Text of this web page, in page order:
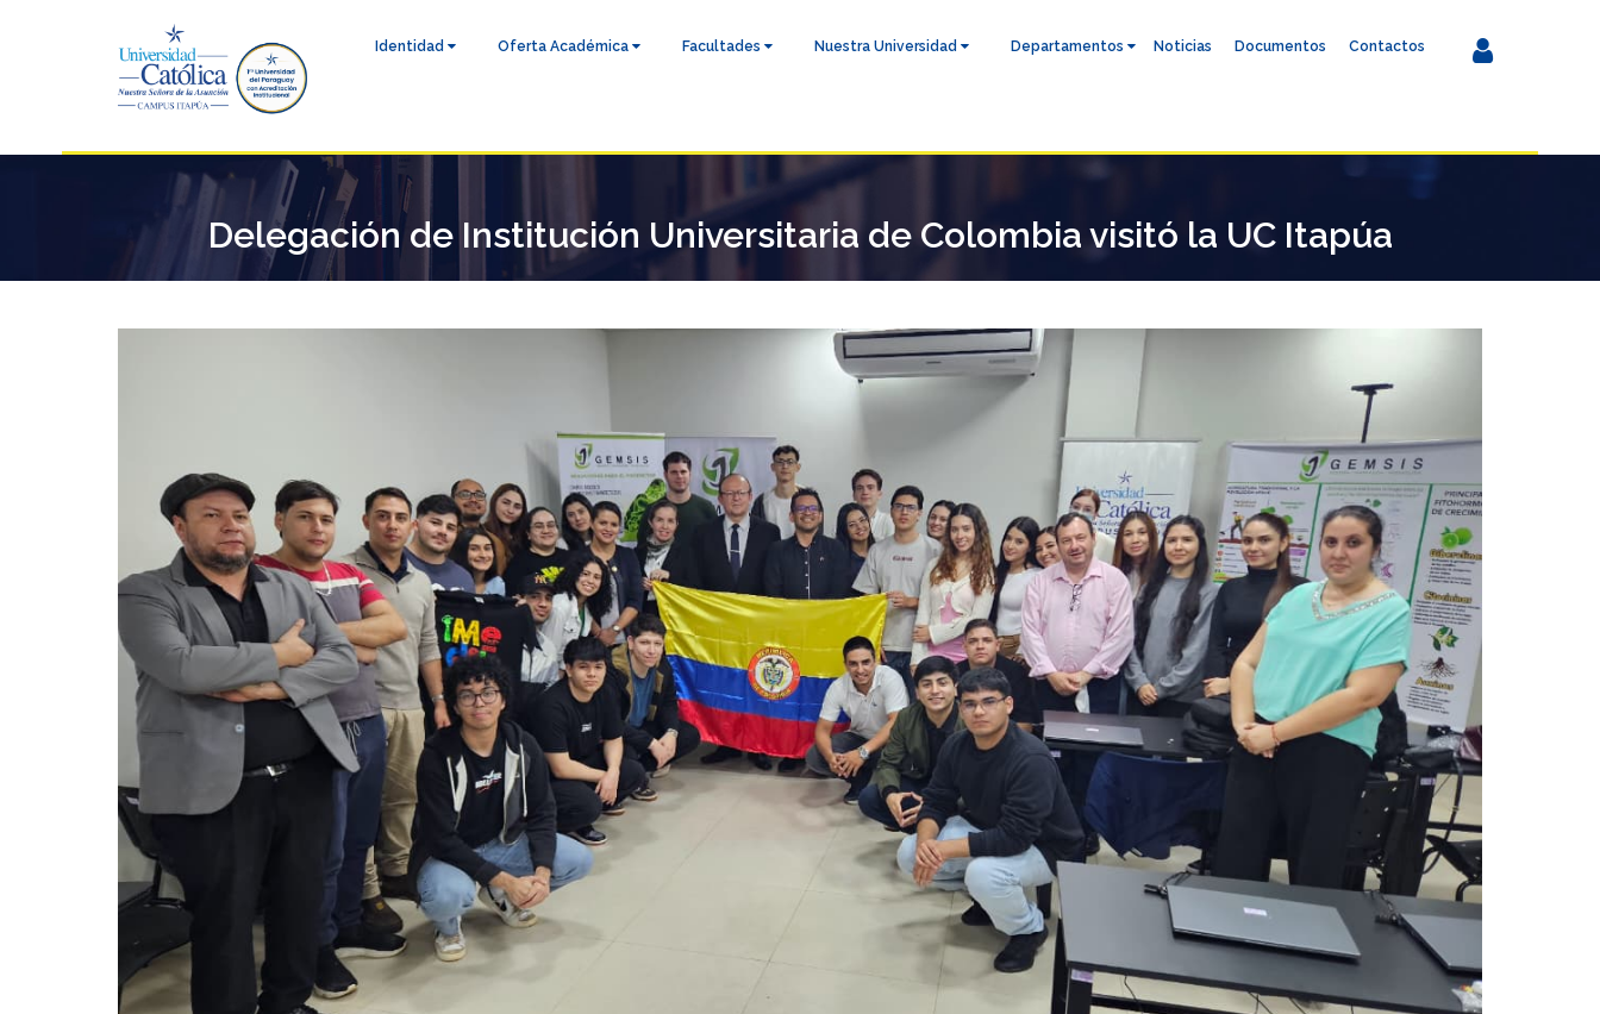
Identidad Oferta Académica Facultades Nuestra Universidad Departamentos Noticias Documentos Contactos
Delegación de Institución Universitaria de Colombia visitó la UC Itapúa